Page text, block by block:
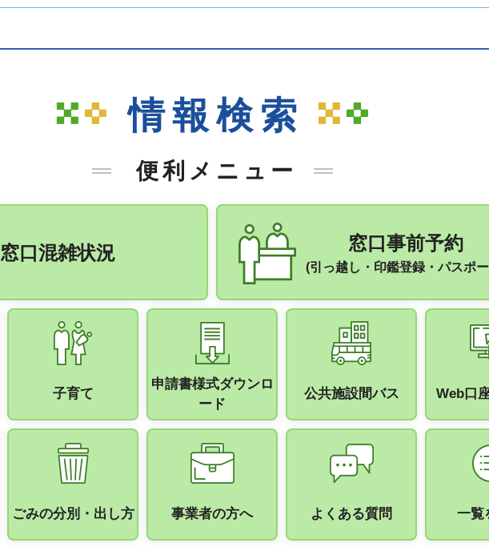
情報検索
便利メニュー
窓口混雑状況 窓口事前予約
(引っ越し・印鑑登録・パスポ
子育て
申請書様式ダウンロ
ード
公共施設間バス Web口
ごみの分別・出し方 事業者の方へ よくある質問 一覧